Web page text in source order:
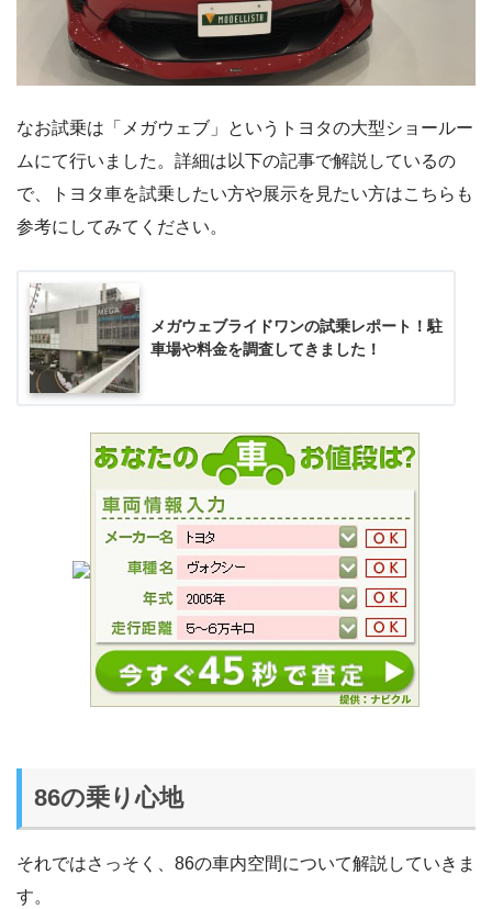
なお試乗は「メガウェブ」というトヨタの大型ショールー
ムにて行いました。詳細は以下の記事で解説しているの
で、トヨタ車を試乗したい方や展示を見たい方はこちらも
参考にしてみてください。
メガウェブライドワンの試乗レポート！駐
車場や料金を調査してきました！
86の乗り心地
それではさっそく、86の車内空間について解説していきま
す。